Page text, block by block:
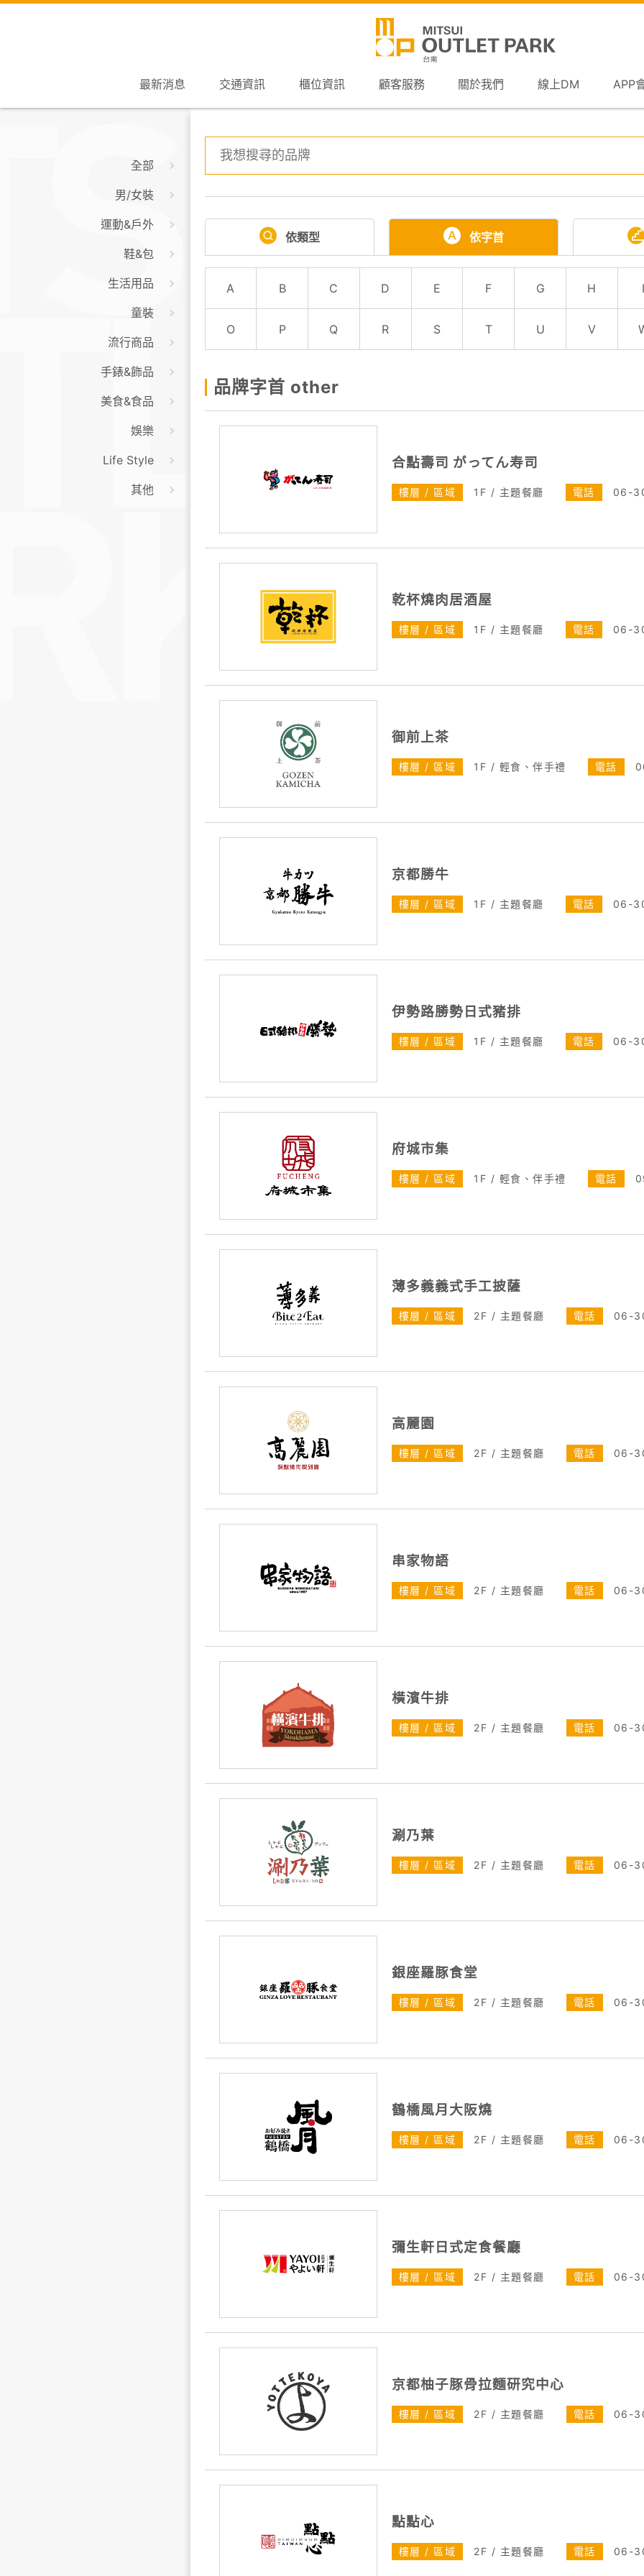
最新消息 交通資訊 櫃位資訊 顧客服務 關於我們 線上DM APP
全部
男/女裝
運動&戶外
鞋&包
生活用品
童裝
流行商品
手錶&飾品
美食&食品
娛樂
Life Style
其他
依類型 依字首
A B C D E F G H I
O P Q R S T U V
品牌字首 other
合點壽司 がってん寿司
樓層 / 區域 1F / 主題餐廳 電話 06-
乾杯燒肉居酒屋
樓層 / 區域 1F / 主題餐廳 電話 06-
御前上茶
樓層 / 區域 1F / 輕食、伴手禮 電話
京都勝牛
樓層 / 區域 1F / 主題餐廳 電話 06-
伊勢路勝勢日式豬排
樓層 / 區域 1F / 主題餐廳 電話 06-
府城市集
樓層 / 區域 1F / 輕食、伴手禮 電話
薄多義義式手工披薩
樓層 / 區域 2F / 主題餐廳 電話 06-
高麗園
樓層 / 區域 2F / 主題餐廳 電話 06-
串家物語
樓層 / 區域 2F / 主題餐廳 電話 06-
橫濱牛排
樓層 / 區域 2F / 主題餐廳 電話 06-
涮乃葉
樓層 / 區域 2F / 主題餐廳 電話 06-
銀座羅豚食堂
樓層 / 區域 2F / 主題餐廳 電話 06-
鶴橋風月大阪燒
樓層 / 區域 2F / 主題餐廳 電話 06-
彌生軒日式定食餐廳
樓層 / 區域 2F / 主題餐廳 電話 06-
京都柚子豚骨拉麵研究中心
樓層 / 區域 2F / 主題餐廳 電話 06-
點點心
樓層 / 區域 2F / 主題餐廳 電話 06-